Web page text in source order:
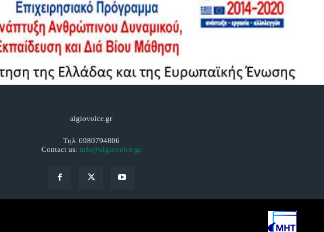
aigiovoice.gr
Τηλ. 6980794806
Contact us: info@aigiovoice.gr